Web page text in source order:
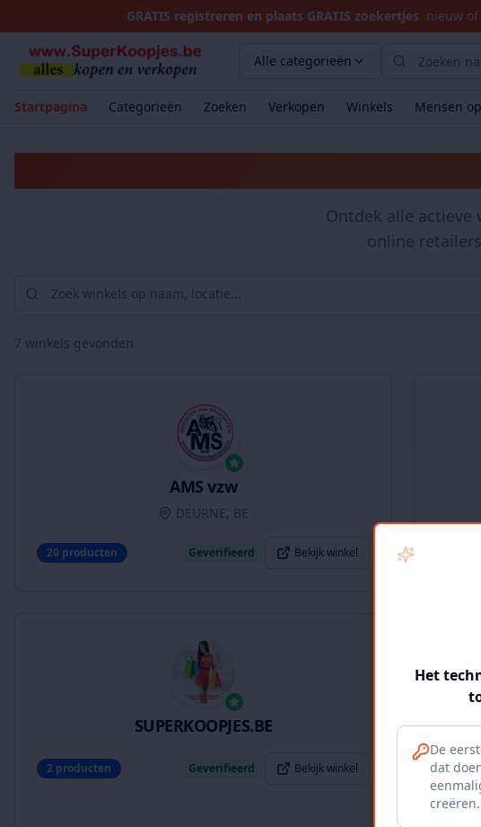
GRATIS registreren en plaats GRATIS zoekertjes nieuw
Alle categorieën
Startpagina Categorieën Zoeken Verkopen Winkels Mensen
Ontdek alle actieve
online
7 winkels gevonden
AMS vzw
DEURNE, BE
20 producten Geverifieerd Bekijk winkel
SUPERKOOPJES.BE
2 producten Geverifieerd Bekijk winkel
1120
Het
De
dat